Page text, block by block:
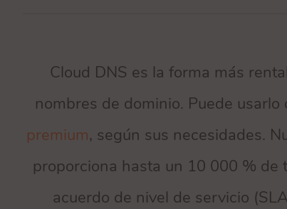
Cloud DNS es la forma más
nombres de dominio. Puede usarlo
premium, según sus necesidades.
proporciona hasta un 10 000 % de
acuerdo de nivel de servicio